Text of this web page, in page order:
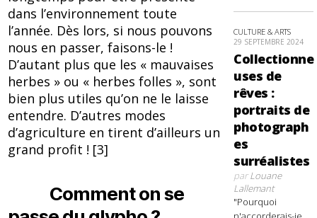
dans l’environnement toute
l’année. Dès lors, si nous pouvons
nous en passer, faisons-le !
D’autant plus que les « mauvaises
herbes » ou « herbes folles », sont
bien plus utiles qu’on ne le laisse
entendre. D’autres modes
d’agriculture en tirent d’ailleurs un
grand profit ! [3]
Comment on se
CULTURE & ARTS
29 SEPTEMBRE 2024
Collectionne
uses de
rêves :
portraits de
photograph
es
surréalistes
parLouane
Lallemant
"Pourquoi